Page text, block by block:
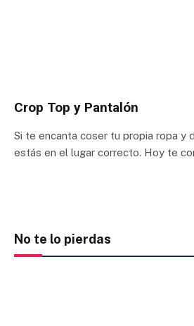
Crop Top y Pantalón
Si te encanta coser tu propia ropa y
estás en el lugar correcto. Hoy te
No te lo pierdas